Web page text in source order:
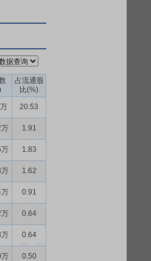
占流通股
比(%)
20.53
1.91
1.83
1.62
0.91
0.64
0.64
0.50